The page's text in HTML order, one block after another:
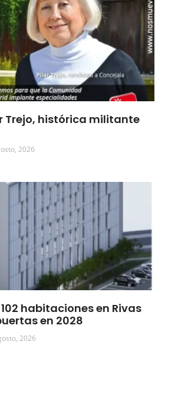
Trejo, histórica militante
2026
habitaciones en Rivas
en 2028
2026